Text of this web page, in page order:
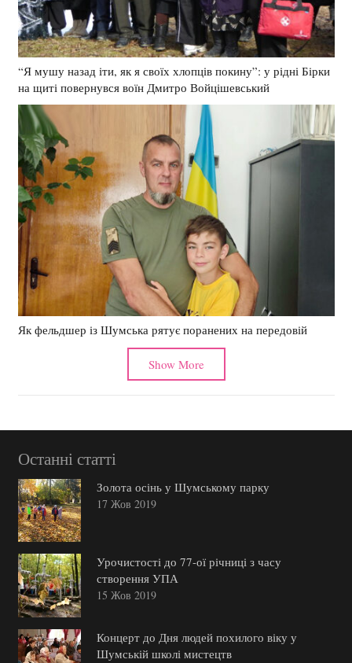
“Я мушу назад іти, як я своїх хлопців покину”: у рідні Бірки
на щиті повернувся воїн Дмитро Войцішевський
Як фельдшер із Шумська рятує поранених на передовій
Show More
Останні статті
Золота осінь у Шумському парку
17 Жов 2019
Урочистості до 77-ої річниці з часу
створення УПА
15 Жов 2019
Концерт до Дня людей похилого віку у
Шумській школі мистецтв